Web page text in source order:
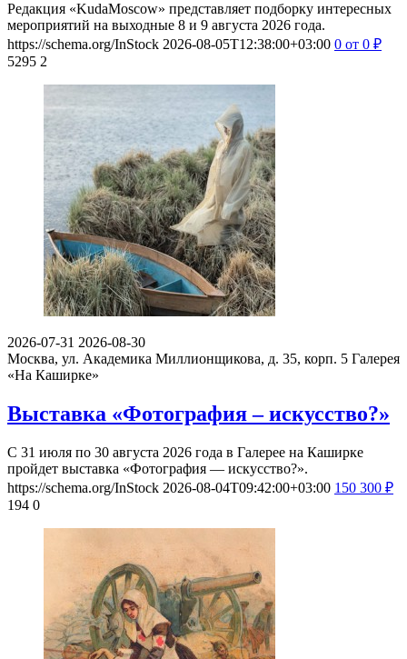
Редакция «KudaMoscow» представляет подборку интересных
мероприятий на выходные 8 и 9 августа 2026 года.
https://schema.org/InStock 2026-08-05T12:38:00+03:00 0 от 0 ₽
5295 2
2026-07-31 2026-08-30
Москва, ул. Академика Миллионщикова, д. 35, корп. 5 Галерея
«На Каширке»
Выставка «Фотография – искусство?»
С 31 июля по 30 августа 2026 года в Галерее на Каширке
пройдет выставка «Фотография — искусство?».
https://schema.org/InStock 2026-08-04T09:42:00+03:00 150 300 ₽
194 0